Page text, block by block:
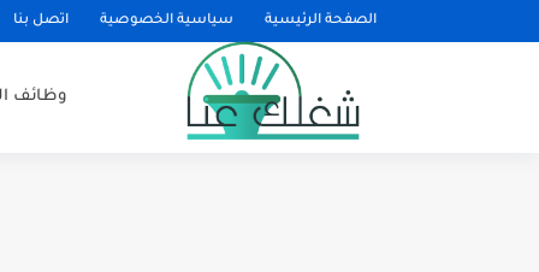
الصفحة الرئيسية سياسية الخصوصية اتصل بنا
وظائف